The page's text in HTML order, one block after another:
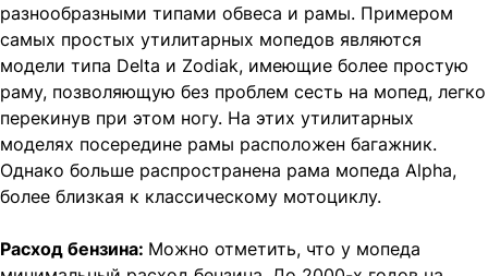
разнообразными типами обвеса и рамы. Примером
самых простых утилитарных мопедов являются
модели типа Delta и Zodiak, имеющие более простую
раму, позволяющую без проблем сесть на мопед, легко
перекинув при этом ногу. На этих утилитарных
моделях посередине рамы расположен багажник.
Однако больше распространена рама мопеда Alpha,
более близкая к классическому мотоциклу.
Расход бензина: Можно отметить, что у мопеда